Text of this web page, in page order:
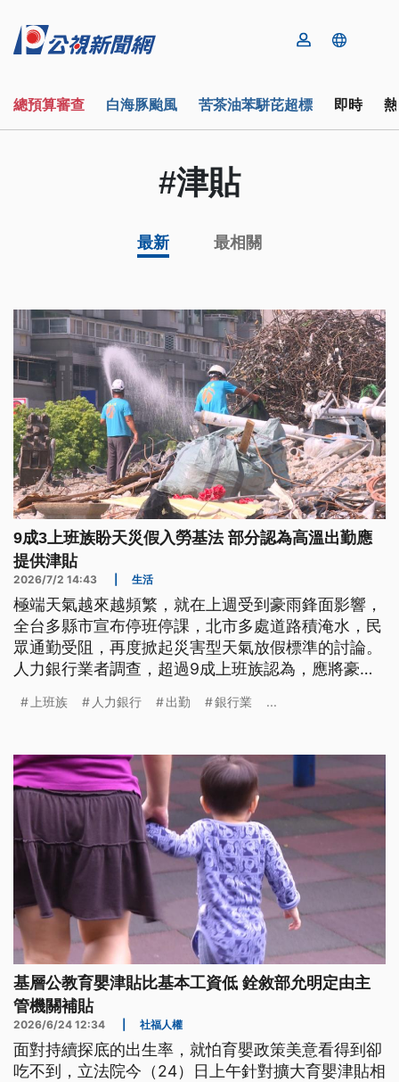
總預算審查 白海豚颱風 苦茶油苯駢芘超標 即時
#津貼
最新 最相關
9成3上班族盼天災假入勞基法 部分認為高溫出勤應
提供津貼
2026/7/2 14:43 生活
極端天氣越來越頻繁，就在上週受到豪雨鋒面影響，
全台多縣市宣布停班停課，北市多處道路積淹水，民
眾通勤受阻，再度掀起災害型天氣放假標準的討論。
人力銀行業者調查，超過9成上班族認為，應將豪雨
（2026）年第9號颱風巴威已在今（2）日上午生
東方海面。
上班族 人力銀行 出勤 銀行業 ...
基層公教育嬰津貼比基本工資低 銓敘部允明定由主
管機關補貼
2026/6/24 12:34 社福人權
面對持續探底的出生率，就怕育嬰政策美意看得到卻
吃不到，立法院今（24）日上午針對擴大育嬰津貼相